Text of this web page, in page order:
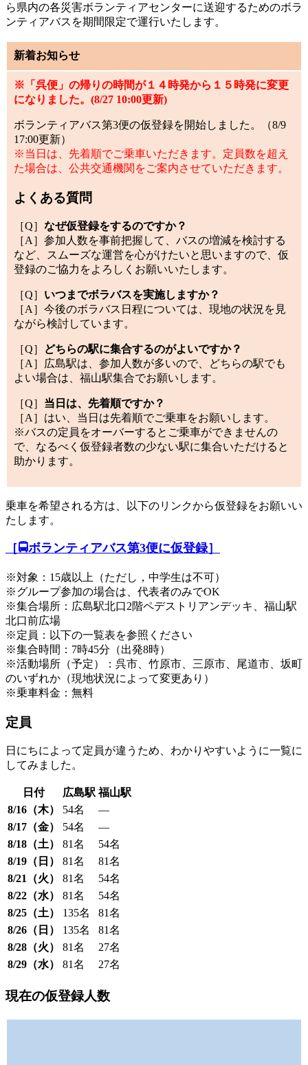
ら県内の各災害ボランティアセンターに送迎するためのボラ
ンティアバスを期間限定で運行いたします。
新着お知らせ
※「呉便」の帰りの時間が１４時発から１５時発に変更
になりました。(8/27 10:00更新)
ボランティアバス第3便の仮登録を開始しました。（8/9
17:00更新）
※当日は、先着順でご乗車いただきます。定員数を超え
た場合は、公共交通機関をご案内させていただきます。
よくある質問
［Q］ なぜ仮登録をするのですか？
［A］参加人数を事前把握して、バスの増減を検討する
など、スムーズな運営を心がけたいと思いますので、仮
登録のご協力をよろしくお願いいたします。
［Q］ いつまでボラバスを実施しますか？
［A］今後のボラバス日程については、現地の状況を見
ながら検討しています。
［Q］
どちらの駅に集合するのがよいですか？
［A］広島駅は、参加人数が多いので、どちらの駅でも
よい場合は、福山駅集合でお願いします。
［Q］ 当日は、先着順ですか？
［A］はい、当日は先着順でご乗車をお願いします。
※バスの定員をオーバーするとご乗車ができませんの
で、なるべく仮登録者数の少ない駅に集合いただけると
助かります。
乗車を希望される方は、以下のリンクから仮登録をお願いい
たします。
［🚍ボランティアバス第3便に仮登録］
※対象：15歳以上（ただし，中学生は不可）
※グループ参加の場合は、代表者のみでOK
※集合場所：広島駅北口2階ペデストリアンデッキ、福山駅
北口前広場
※定員：以下の一覧表を参照ください
※集合時間：7時45分（出発8時）
※活動場所（予定）：呉市、竹原市、三原市、尾道市、坂町
のいずれか（現地状況によって変更あり）
※乗車料金：無料
定員
日にちによって定員が違うため、わかりやすいように一覧に
してみました。
日付 広島駅 福山駅
8/16（木）
54名
―
8/17（金）
54名
―
8/18（土）
81名
54名
8/19（日）
81名
81名
8/21（火）
81名
54名
8/22（水）
81名
54名
8/25（土）
135名
81名
8/26（日）
135名
81名
8/28（火）
81名
27名
8/29（水）
81名 27名
現在の仮登録人数